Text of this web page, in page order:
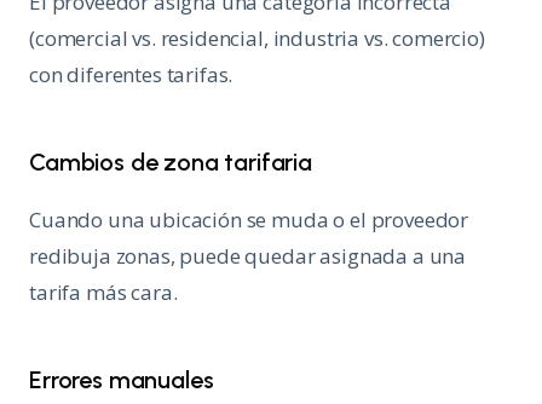
(comercial vs. residencial, industria vs. comercio)
con diferentes tarifas.
Cambios de zona tarifaria
Cuando una ubicación se muda o el proveedor
redibuja zonas, puede quedar asignada a una
tarifa más cara.
Errores manuales